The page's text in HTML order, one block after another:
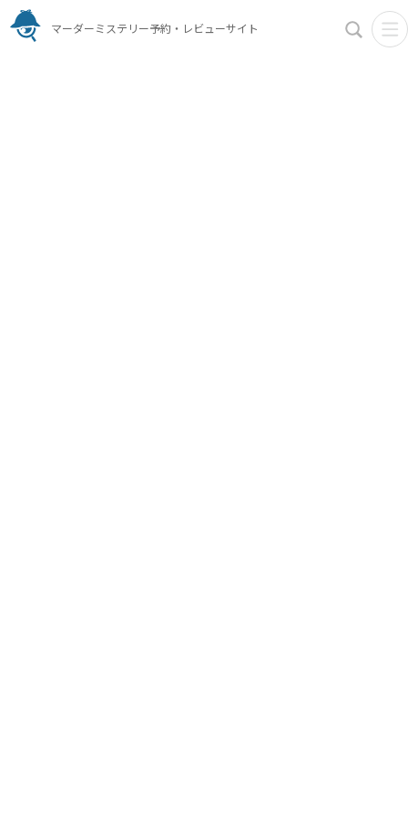
マーダーミステリー予約・レビューサイト